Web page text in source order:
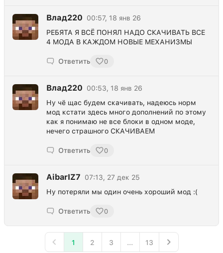
Влад220
00:57, 18 янв 26
РЕБЯТА Я ВСЁ ПОНЯЛ НАДО СКАЧИВАТЬ ВСЕ
4 МОДА В КАЖДОМ НОВЫЕ МЕХАНИЗМЫ
Ответить 0
Влад220
00:53, 18 янв 26
Ну чё щас будем скачивать, надеюсь норм
мод кстати здесь много дополнений по этому
как я понимаю не все блоки в одном моде,
нечего страшного СКАЧИВАЕМ
Ответить 0
AibarIZ7
07:13, 27 дек 25
Ну потеряли мы один очень хороший мод :(
Ответить 0
1 2 3 ... 13